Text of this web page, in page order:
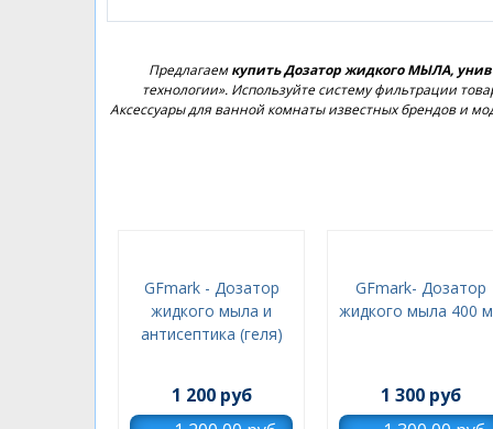
Предлагаемкупить Дозатор жидкого МЫЛА,
технологии». Используйте систему фильтрации
Аксессуары для ванной комнаты известных брендов и
GFmark - Дозатор
жидкого мыла и
антисептика (геля)
1 200 руб
GFmark- Дозатор
жидкого мыла 400
1 300 руб